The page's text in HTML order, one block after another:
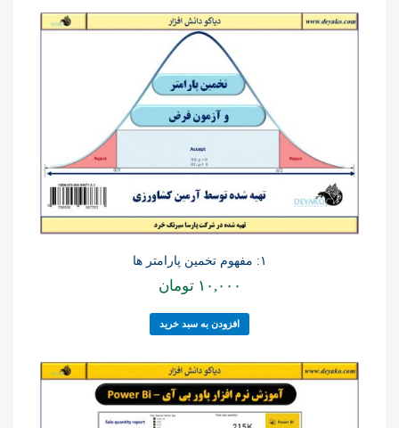
۱: مفهوم تخمین پارامتر ها
۱۰,۰۰۰ تومان
افزودن به سبد خرید